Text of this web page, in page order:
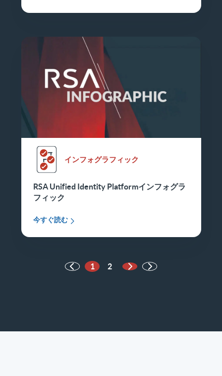
インフォグラフィック
RSA Unified Identity Platformインフォグラ
フィック
今すぐ読む
1 2
次のページ